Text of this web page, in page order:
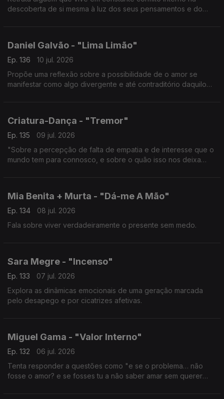
descoberta de si mesma à luz dos seus pensamentos e do
Daniel Galvão - "Lima Limão"
Ep. 136
10 jul. 2026
Propõe uma reflexão sobre a possibilidade de o amor se
manifestar como algo divergente e até contraditório daquilo
Criatura-Dança - "Tremor"
Ep. 135
09 jul. 2026
"Sobre a percepção de falta de empatia e de interesse que o
mundo tem para connosco, e sobre o quão isso nos deixa
Mia Benita + Murta - "Dá-me A Mão"
Ep. 134
08 jul. 2026
Fala sobre viver verdadeiramente o presente sem medo.
Sara Megre - "Incenso"
Ep. 133
07 jul. 2026
Explora as dinâmicas emocionais de uma geração marcada
pelo desapego e por cicatrizes afetivas.
Miguel Gama - "Valor Interno"
Ep. 132
06 jul. 2026
Tenta responder a questões como "e se o problema… não
fosse o amor? e se fosses tu a não saber amar sem querer